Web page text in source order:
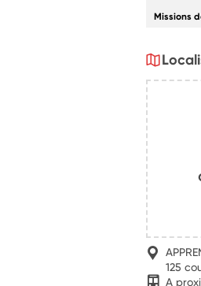
Missions
125
A